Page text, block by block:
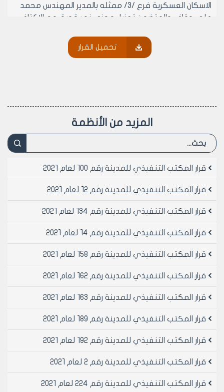
الاسكان العسكرية فرع /3/ ممثله بالمدير المهندس محمد
علي وقاف والمتضمن تعزيل مجزى نهر قويق مع الاكتاف
تسعمائة وسبعة وتسعون الفا وخمسمائة ليرة سورية فقط
رئيس المكتب التنفيذي لمجلس مدينة
حلب
المهندس بسام بيروتي
تحميل القرار
المزيد من الأنظمة
قرار المكتب التنفيذي للمدينة رقم 100 لعام 2021
قرار المكتب التنفيذي للمدينة رقم 12 لعام 2021
قرار المكتب التنفيذي للمدينة رقم 134 لعام 2021
قرار المكتب التنفيذي للمدينة رقم 14 لعام 2021
قرار المكتب التنفيذي للمدينة رقم 158 لعام 2021
قرار المكتب التنفيذي للمدينة رقم 162 لعام 2021
قرار المكتب التنفيذي للمدينة رقم 163 لعام 2021
قرار المكتب التنفيذي للمدينة رقم 189 لعام 2021
قرار المكتب التنفيذي للمدينة رقم 192 لعام 2021
قرار المكتب التنفيذي للمدينة رقم 2 لعام 2021
قرار المكتب التنفيذي للمدينة رقم 224 لعام 2021